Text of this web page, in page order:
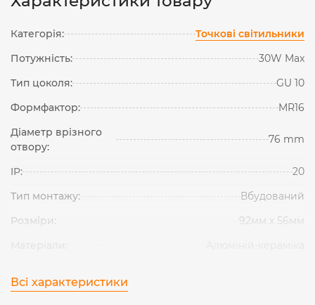
Категорія:
Точкові світильники
Потужність:
30W Max
Тип цоколя:
GU 10
Формфактор:
MR16
Діаметр врізного
отвору:
76 mm
IP:
20
Тип монтажу:
Вбудований
Розміри:
92мм х 56мм
Всі характеристики